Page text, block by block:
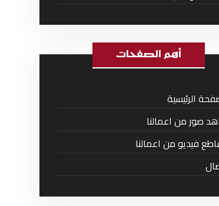
أهم الصفحات
الرئيسية
صور من اعمالنا
فيديو من اعمالنا